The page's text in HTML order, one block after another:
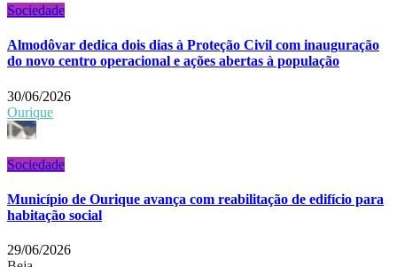
Sociedade
Almodôvar dedica dois dias à Proteção Civil com inauguração
do novo centro operacional e ações abertas à população
30/06/2026
Ourique
Sociedade
Município de Ourique avança com reabilitação de edifício para
habitação social
29/06/2026